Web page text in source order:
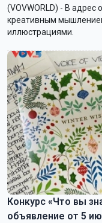
(VOVWORLD) - В адрес
креативным
иллюстрациями.
Конкурс «Что вы
объявление от 5